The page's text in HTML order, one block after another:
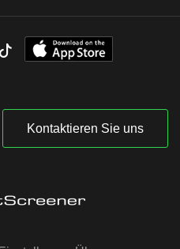
Kontaktieren Sie uns